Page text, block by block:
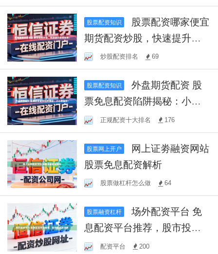
股票配资知识
期货配资炒股，快速提升投
资效率！
炒股配资排名 69
股票配资知识
外盘期货配资 股
票免息配资陷阱揭秘：小心
被套路！
正规配资十大排名 176
股票网上开户
股票免息配资解析
股票做杠杆怎么做 64
股票融资杠杆
场外配资平台 免
息配资平台推荐，股市投资
新选择配资平台 200